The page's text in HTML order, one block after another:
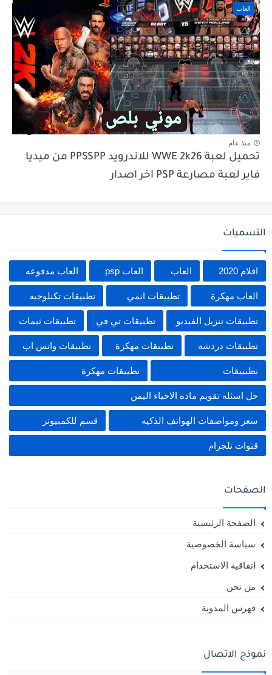
العاب
منذ عام
تحميل لعبة WWE 2k26 للاندرويد PPSSPP من ميديا
فاير لعبة مصارعة PSP اخر اصدار
التسميات
افلام 2020 العاب العاب psp العاب مدفوعه
العاب مهكرة تطبيقات انمي تطبيقات تكنلوجيه
تطبيقات تنزيل الفيديو تطبيقات تي في تطبيقات ثيمات
تطبيقات دردشه تطبيقات مهكرة تطبيقات واتس اب
تطبييقات تطييقات مهكرة
حل اسئله تقويم ماده الاحياء اليمن
سعر ومواصفات الهواتف الذكيه قسم للكمبيوتر
قنوات تلجرام
الصفحات
الصفحة الرئيسية
سياسة الخصوصية
اتفاقية الاستخدام
من نحن
فهرس المدونة
نموذج الاتصال